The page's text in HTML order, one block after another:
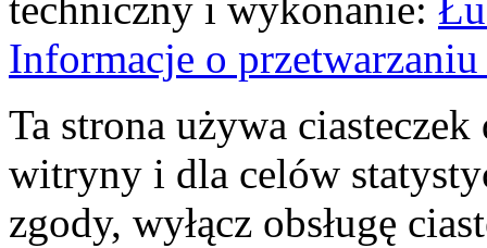
techniczny i wykonanie:
Informacje o
Ta strona używa
witryny i dla celów
zgody, wyłącz obsługę